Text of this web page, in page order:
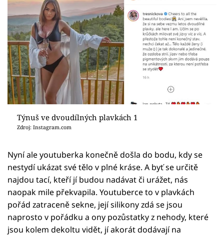
Týnuš ve dvoudílných plavkách 1
Zdroj: Instagram.com
Nyní ale youtuberka konečně došla do bodu, kdy se
nestydí ukázat své tělo v plné kráse. A byť se určitě
najdou tací, kteří jí budou nadávat či urážet, nás
naopak mile překvapila. Youtuberce to v plavkách
pořád zatraceně sekne, její silikony zdá se jsou
naprosto v pořádku a ony pozůstatky z nehody, které
jsou kolem dekoltu vidět, jí akorát dodávají na